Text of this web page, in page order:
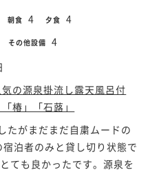
朝食 4 夕食 4
その他設備 4
の源泉掛流し露天風呂付
椿」「石蕗」
たがまだまだ自粛ムードの
泊者のみと貸し切り状態で
ても良かったです。源泉を